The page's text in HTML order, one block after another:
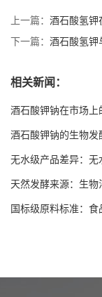
上一篇： 酒石酸氢钾
下一篇： 酒石酸氢钾
相关新闻：
酒石酸钾钠在市场上
酒石酸钾钠的生物发
无水级产品差异：
天然发酵来源：生
国标级原料标准：